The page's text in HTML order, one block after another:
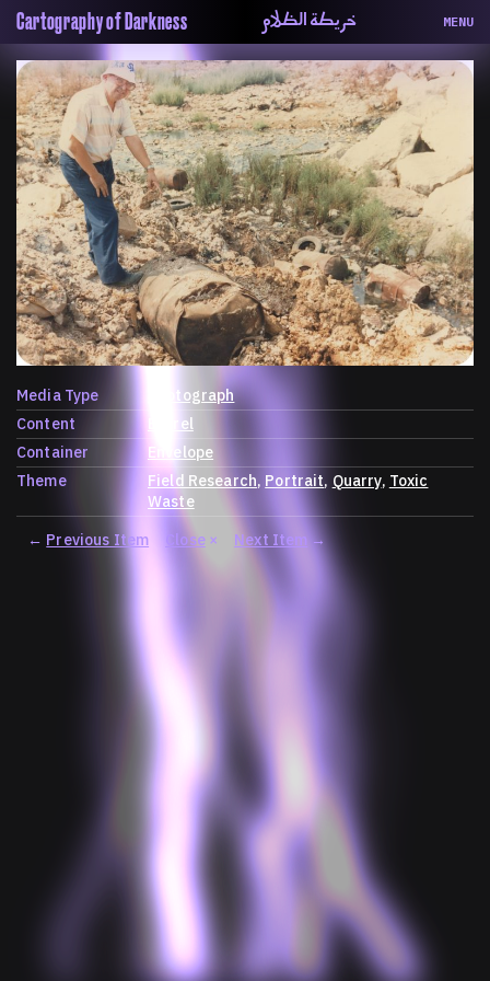
Cartography of Darkness خريطة الظلام MENU
About
ماهيتنا
Map
الخريطة
Periodical
Repository
Contributors
المساهمين
Colophon
Media Type
Photograph
Content
Barrel
Container
Envelope
Theme
Field Research Portrait Quarry Toxic
Waste
← Previous Item Close× Next Item →